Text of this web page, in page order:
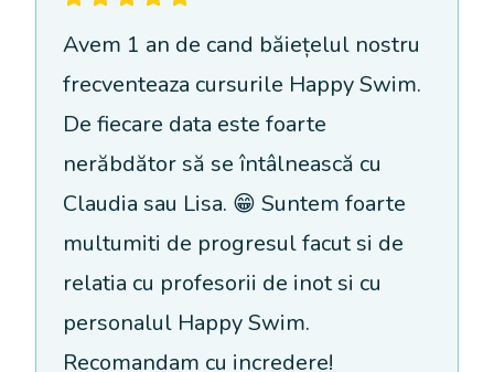
Avem 1 an de cand băiețelul nostru
frecventeaza cursurile Happy Swim.
De fiecare data este foarte
nerăbdător să se întâlnească cu
Claudia sau Lisa. 😁 Suntem foarte
multumiti de progresul facut si de
relatia cu profesorii de inot si cu
personalul Happy Swim.
Recomandam cu incredere!